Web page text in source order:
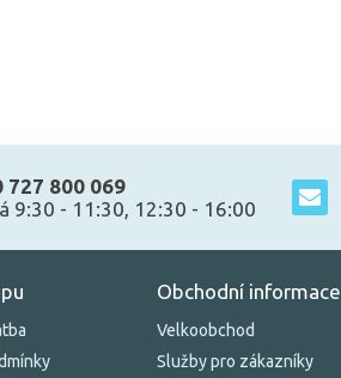
727 800 069
9:30 - 11:30, 12:30 - 16:00
Obchodní informace
Velkoobchod
Služby pro zákazníky